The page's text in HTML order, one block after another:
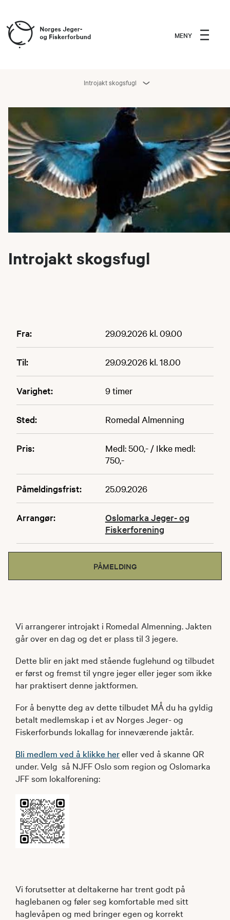
MENY
Introjakt skogsfugl
Introjakt skogsfugl
Fra: 29.09.2026 kl. 09.00
Til: 29.09.2026 kl. 18.00
Varighet: 9 timer
Sted: Romedal Almenning
Pris:
Medl: 500,- / Ikke medl:
750,-
Påmeldingsfrist: 25.09.2026
Arrangør:
Oslomarka Jeger- og
Fiskerforening
PÅMELDING
Vi arrangerer introjakt i Romedal Almenning. Jakten
går over en dag og det er plass til 3 jegere.
Dette blir en jakt med stående fuglehund og tilbudet
er først og fremst til yngre jeger eller jeger som ikke
har praktisert denne jaktformen.
For å benytte deg av dette tilbudet MÅ du ha gyldig
betalt medlemskap i et av Norges Jeger- og
Fiskerforbunds lokallag for inneværende jaktår.
Bli medlem ved å klikke hereller ved å skanne QR
under. Velg så NJFF Oslo som region og Oslomarka
JFF som lokalforening:
Vi forutsetter at deltakerne har trent godt på
haglebanen og føler seg komfortable med sitt
haglevåpen og med bringer egen og korrekt